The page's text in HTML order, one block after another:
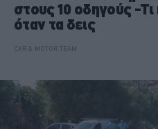
στους 10 οδηγούς -Τι
όταν τα δεις
CAR & MOTOR TEAM